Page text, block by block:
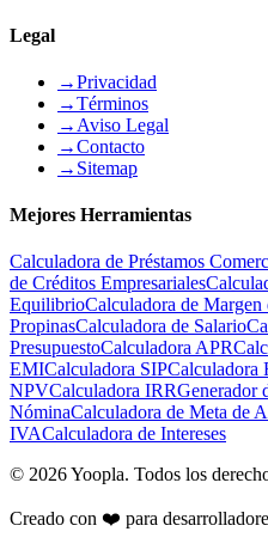
Legal
→Privacidad
→Términos
→ Aviso Legal
→Contacto
→ Sitemap
Mejores Herramientas
Calculadora de Préstamos
de Créditos Empresariales
EquilibrioCalculadora de
PropinasCalculadora de Salario
PresupuestoCalculadora APR
EMICalculadora SIPCalculadora
NPVCalculadora IRRGenerador
NóminaCalculadora de Meta de
IVACalculadora de Intereses
© 2026Yoopla. Todos los
Creado con ❤️ para